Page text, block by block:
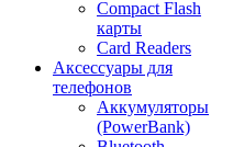
Compact Flash
карты
Card Readers
Аксессуары для
телефонов
Аккумуляторы
(PowerBank)